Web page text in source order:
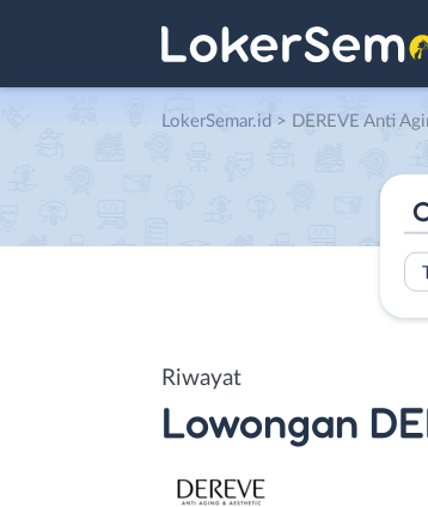
LokerSemar.id > DEREVE Anti
Riwayat
Lowongan